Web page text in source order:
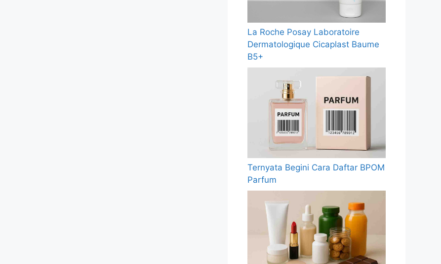
La Roche Posay Laboratoire
Dermatologique Cicaplast Baume
B5+
Ternyata Begini Cara Daftar BPOM
Parfum